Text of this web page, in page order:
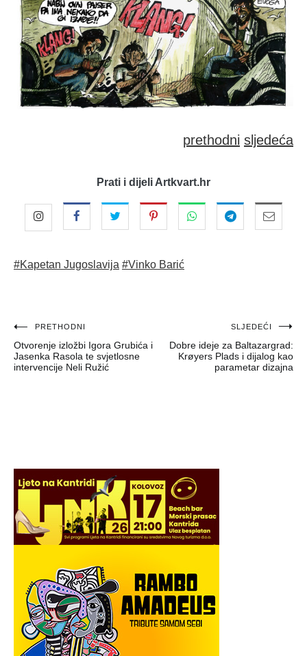
prethodni sljedeća
Prati i dijeli Artkvart.hr
#Kapetan Jugoslavija #Vinko Barić
Navigacija
objava
PRETHODNI
Otvorenje izložbi Igora Grubića i
Jasenka Rasola te svjetlosne
intervencije Neli Ružić
SLJEDEĆI
Dobre ideje za Baltazargrad:
Krøyers Plads i dijalog kao
parametar dizajna